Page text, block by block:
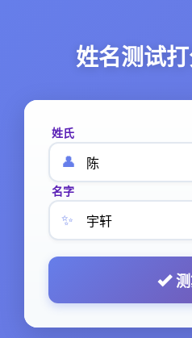
姓名测试
姓氏
👤
名字
✨